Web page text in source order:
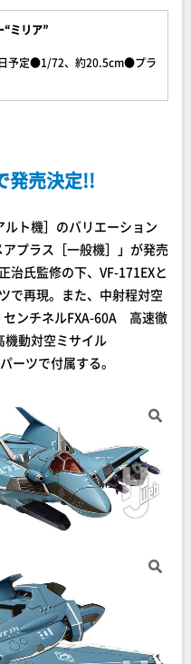
“ミリア”
予定●1/72、約20.5cm●プラ
発売決定!!
ト機］のバリエーション
プラス［一般機］」が発売
治氏監修の下、VF-171EXと
で再現。また、中射程対空
センチネルFXA-60A 高速徹
機動対空ミサイル
ーツで付属する。